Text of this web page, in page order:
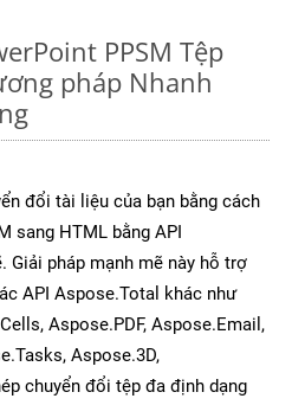
PPSM Tệp
pháp Nhanh
đổi tài liệu của bạn bằng cách
sang HTML bằng API
Giải pháp mạnh mẽ này hỗ trợ
API Aspose.Total khác như
Aspose.PDF, Aspose.Email,
Aspose.3D,
chuyển đổi tệp đa định dạng